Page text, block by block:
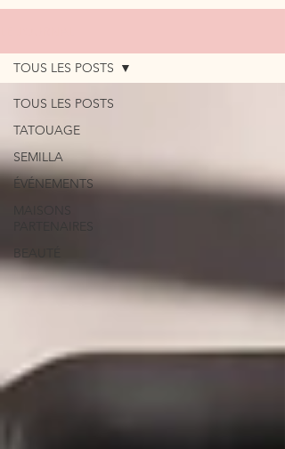
TOUS LES POSTS
TATOUAGE
SEMILLA
ÉVÉNEMENTS
BEAUTÉ
TOUS LES POSTS